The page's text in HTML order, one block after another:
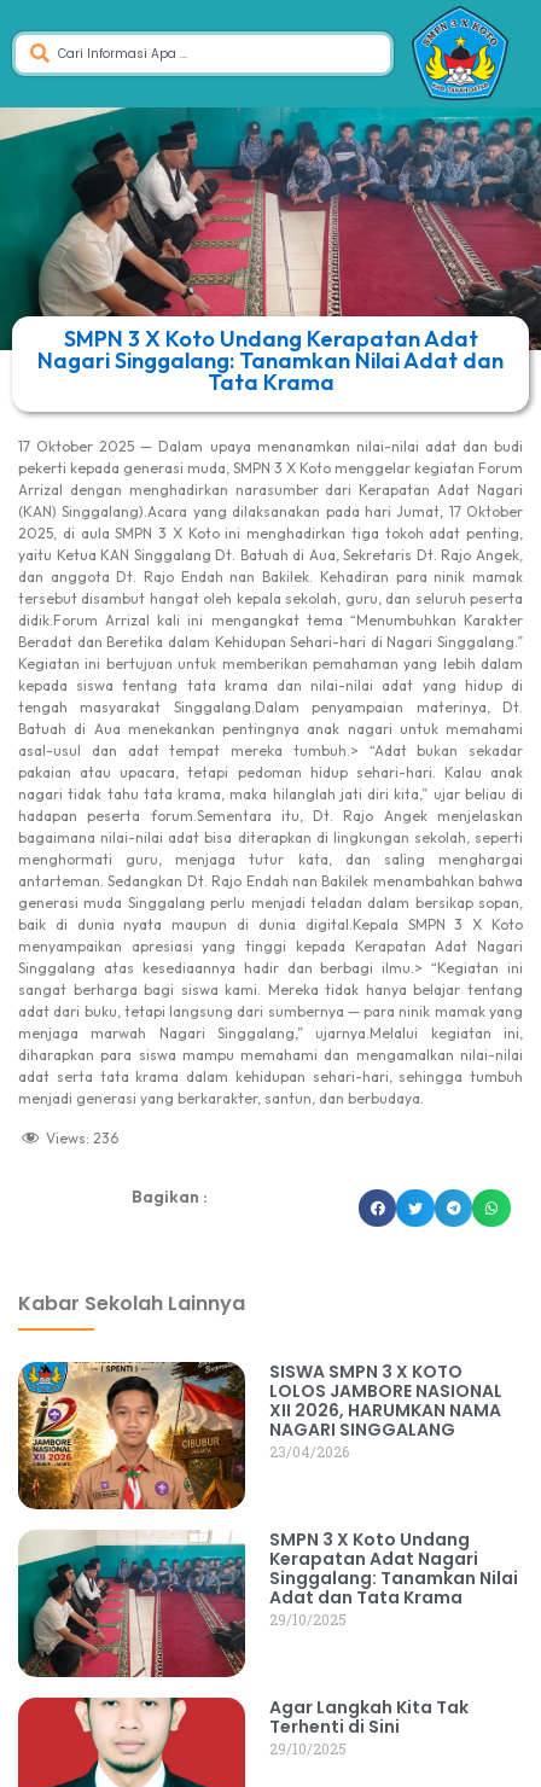
SMPN 3 X Koto Undang Kerapatan Adat
Nagari Singgalang: Tanamkan Nilai Adat dan
Tata Krama
17 Oktober 2025 — Dalam upaya menanamkan nilai-nilai adat dan budi
pekerti kepada generasi muda, SMPN 3 X Koto menggelar kegiatan Forum
Arrizal dengan menghadirkan narasumber dari Kerapatan Adat Nagari
(KAN) Singgalang).Acara yang dilaksanakan pada hari Jumat, 17 Oktober
2025, di aula SMPN 3 X Koto ini menghadirkan tiga tokoh adat penting,
yaitu Ketua KAN Singgalang Dt. Batuah di Aua, Sekretaris Dt. Rajo Angek,
dan anggota Dt. Rajo Endah nan Bakilek. Kehadiran para ninik mamak
tersebut disambut hangat oleh kepala sekolah, guru, dan seluruh peserta
didik.Forum Arrizal kali ini mengangkat tema “Menumbuhkan Karakter
Beradat dan Beretika dalam Kehidupan Sehari-hari di Nagari Singgalang.”
Kegiatan ini bertujuan untuk memberikan pemahaman yang lebih dalam
kepada siswa tentang tata krama dan nilai-nilai adat yang hidup di
tengah masyarakat Singgalang.Dalam penyampaian materinya, Dt.
Batuah di Aua menekankan pentingnya anak nagari untuk memahami
asal-usul dan adat tempat mereka tumbuh.> “Adat bukan sekadar
pakaian atau upacara, tetapi pedoman hidup sehari-hari. Kalau anak
nagari tidak tahu tata krama, maka hilanglah jati diri kita,” ujar beliau di
hadapan peserta forum.Sementara itu, Dt. Rajo Angek menjelaskan
bagaimana nilai-nilai adat bisa diterapkan di lingkungan sekolah, seperti
menghormati guru, menjaga tutur kata, dan saling menghargai
antarteman. Sedangkan Dt. Rajo Endah nan Bakilek menambahkan bahwa
generasi muda Singgalang perlu menjadi teladan dalam bersikap sopan,
baik di dunia nyata maupun di dunia digital.Kepala SMPN 3 X Koto
menyampaikan apresiasi yang tinggi kepada Kerapatan Adat Nagari
Singgalang atas kesediaannya hadir dan berbagi ilmu.> “Kegiatan ini
sangat berharga bagi siswa kami. Mereka tidak hanya belajar tentang
adat dari buku, tetapi langsung dari sumbernya — para ninik mamak yang
menjaga marwah Nagari Singgalang,” ujarnya.Melalui kegiatan ini,
diharapkan para siswa mampu memahami dan mengamalkan nilai-nilai
adat serta tata krama dalam kehidupan sehari-hari, sehingga tumbuh
menjadi generasi yang berkarakter, santun, dan berbudaya.
Views: 236
Bagikan :
Kabar Sekolah Lainnya
SISWA SMPN 3 X KOTO
LOLOS JAMBORE NASIONAL
XII 2026, HARUMKAN NAMA
NAGARI SINGGALANG
23/04/2026
SMPN 3 X Koto Undang
Kerapatan Adat Nagari
Singgalang: Tanamkan Nilai
Adat dan Tata Krama
29/10/2025
Agar Langkah Kita Tak
Terhenti di Sini
29/10/2025